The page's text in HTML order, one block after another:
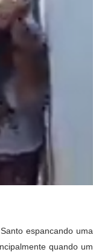
espancando uma
quando um